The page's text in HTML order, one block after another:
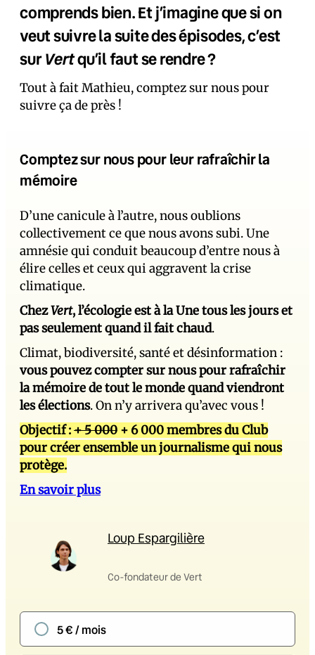
comprends bien. Et j’imagine que si on
veut suivre la suite des épisodes, c’est
surVertqu’il faut se rendre ?
Tout à fait Mathieu, comptez sur nous pour
suivre ça de près !
Comptez sur nous pour leur rafraîchir la
mémoire
D’une canicule à l’autre, nous oublions
collectivement ce que nous avons subi. Une
amnésie qui conduit beaucoup d’entre nous à
élire celles et ceux qui aggravent la crise
climatique.
ChezVert, l’écologie est à la Une tous les jours et
pas seulement quand il fait chaud.
Climat, biodiversité, santé et désinformation :
vous pouvez compter sur nous pour rafraîchir
la mémoire de tout le monde quand viendront
les élections. On n’y arrivera qu’avec vous !
Objectif :+ 5 000 + 6 000 membres du Club
pour créer ensemble un journalisme qui nous
protège.
En savoir plus
Loup Espargilière
Co-fondateur de Vert
5 € / mois